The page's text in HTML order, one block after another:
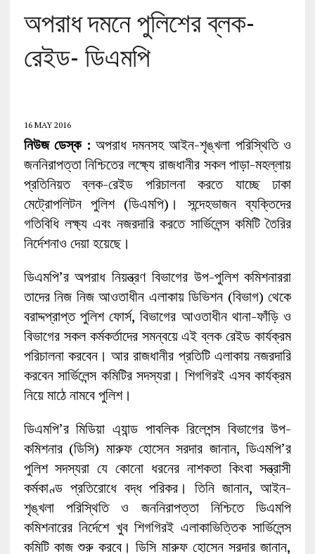
অপরাধ দমনে পুলিশের ব্লক-
রেইড- ডিএমপি
16 MAY 2016
নিউজ ডেস্ক : অপরাধ দমনসহ আইন-শৃঙ্খলা পরিস্থিতি ও
জননিরাপত্তা নিশ্চিতের লক্ষ্যে রাজধানীর সকল পাড়া-মহল্লায়
প্রতিনিয়ত ব্লক-রেইড পরিচালনা করতে যাচ্ছে ঢাকা
মেট্রোপলিটন পুলিশ (ডিএমপি)। সন্দেহভাজন ব্যক্তিদের
গতিবিধি লক্ষ্য এবং নজরদারি করতে সার্ভিলেন্স কমিটি তৈরির
নির্দেশনাও দেয়া হয়েছে।
ডিএমপি’র অপরাধ নিয়ন্ত্রণ বিভাগের উপ-পুলিশ কমিশনাররা
তাদের নিজ নিজ আওতাধীন এলাকায় ডিভিশন (বিভাগ) থেকে
বরাদ্দপ্রাপ্ত পুলিশ ফোর্স, বিভাগের আওতাধীন থানা-ফাঁড়ি ও
বিভাগের সকল কর্মকর্তাদের সমন্বয়ে এই ব্লক রেইড কার্যক্রম
পরিচালনা করবেন। আর রাজধানীর প্রতিটি এলাকায় নজরদারি
করবেন সার্ভিলেন্স কমিটির সদস্যরা। শিগগিরই এসব কার্যক্রম
নিয়ে মাঠে নামবে পুলিশ।
ডিএমপি’র মিডিয়া এ্যান্ড পাবলিক রিলেশন্স বিভাগের উপ-
কমিশনার (ডিসি) মারুফ হোসেন সরদার জানান, ডিএমপি’র
পুলিশ সদস্যরা যে কোনো ধরনের নাশকতা কিংবা সন্ত্রাসী
কর্মকাণ্ড প্রতিরোধে বদ্ধ পরিকর। তিনি জানান, আইন-
শৃঙ্খলা পরিস্থিতি ও জননিরাপত্তা নিশ্চিতে ডিএমপি
কমিশনারের নির্দেশে খুব শিগগিরই এলাকাভিত্তিক সার্ভিলেন্স
কমিটি কাজ শুরু করবে। ডিসি মারুফ হোসেন সরদার জানান,